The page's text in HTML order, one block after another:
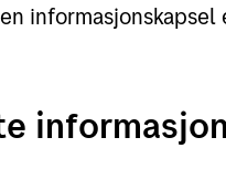
informasjonskapsel